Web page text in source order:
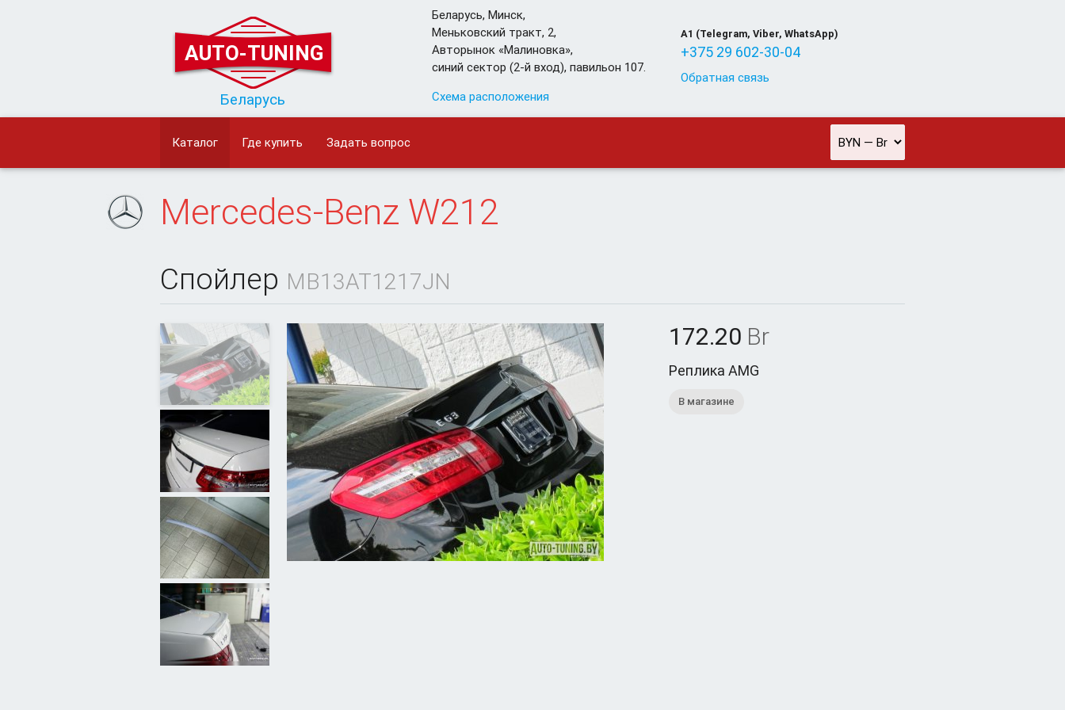
AUTO-TUNING
Беларусь
Беларусь,Минск,
Меньковский тракт, 2,
Авторынок «Малиновка»,
синий сектор (2-й вход), павильон 107.
Схема расположения
A1 (Telegram, Viber, WhatsApp)
+375 29 602-30-04
Обратная связь
Каталог Где купить Задать вопрос
Mercedes-Benz W212
Спойлер MB13AT1217JN
172.20 Br
Реплика AMG
В магазине